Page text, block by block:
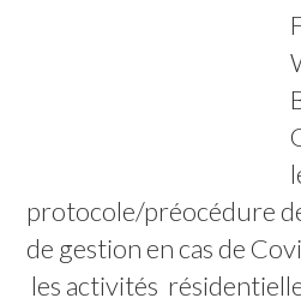
protocole/préocédure
de gestion en cas de
les activités